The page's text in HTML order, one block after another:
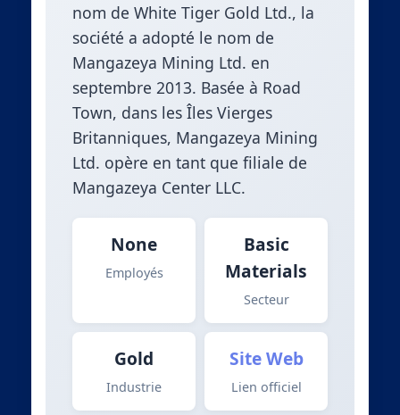
nom de White Tiger Gold Ltd., la
société a adopté le nom de
Mangazeya Mining Ltd. en
septembre 2013. Basée à Road
Town, dans les Îles Vierges
Britanniques, Mangazeya Mining
Ltd. opère en tant que filiale de
Mangazeya Center LLC.
None
Employés
Basic
Materials
Secteur
Gold
Industrie
Site Web
Lien officiel